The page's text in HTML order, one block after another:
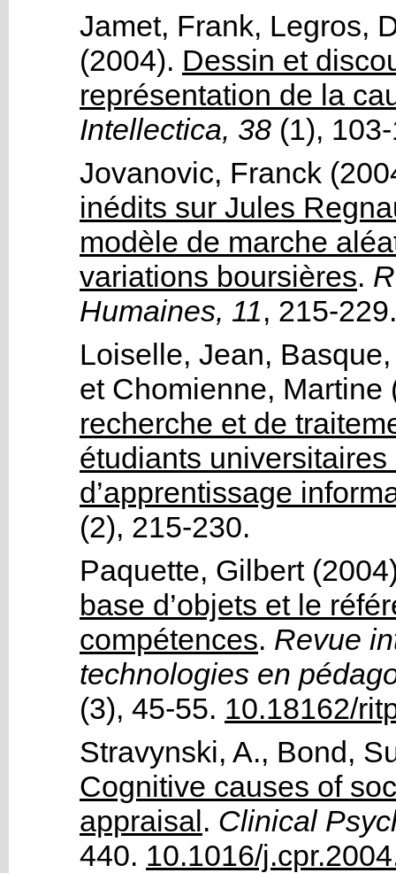
Jamet, Frank, Legros,
(2004). Dessin et
représentation de la
Intellectica, 38 (1),
Jovanovic, Franck
inédits sur Jules
modèle de marche
variations boursières.
Humaines, 11, 215-229.
Loiselle, Jean,
et Chomienne, Martine
recherche et de
étudiants
d’apprentissage
(2), 215-230.
Paquette, Gilbert
base d’objets et le
compétences. Revue
technologies en
(3), 45-55. 10.18162/
Stravynski, A., Bond,
Cognitive causes of
appraisal. Clinical
440. 10.1016/